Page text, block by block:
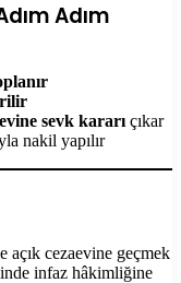
Adım
sevk kararı çıkar
nakil yapılır
açık cezaevine geçmek
infaz hâkimliğine